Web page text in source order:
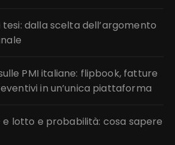
dalla scelta dell’argomento
PMI italiane: flipbook, fatture
in un’unica piattaforma
e lotto e probabilità: cosa sapere